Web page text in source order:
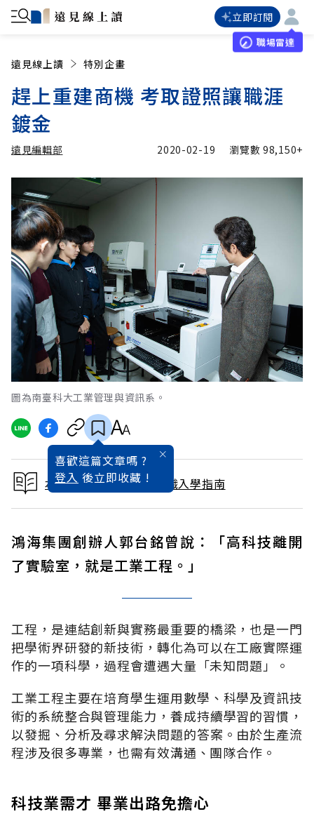
立即訂閱
職場雷達
遠見線上讀 特別企畫
趕上重建商機 考取證照讓職涯
鍍金
遠見編輯部
遠見編輯部
2020-02-19 瀏覽數98,150+
圖為南臺科大工業管理與資訊系。
喜歡這篇文章嗎 ?
登入 後立即收藏 !
本文出自2020大學暨技職入學指南
鴻海集團創辦人郭台銘曾說：「高科技離開
了實驗室，就是工業工程。」
工程，是連結創新與實務最重要的橋梁，也是一門
把學術界研發的新技術，轉化為可以在工廠實際運
作的一項科學，過程會遭遇大量「未知問題」。
工業工程主要在培育學生運用數學、科學及資訊技
術的系統整合與管理能力，養成持續學習的習慣，
以發掘、分析及尋求解決問題的答案。由於生產流
程涉及很多專業，也需有效溝通、團隊合作。
科技業需才 畢業出路免擔心